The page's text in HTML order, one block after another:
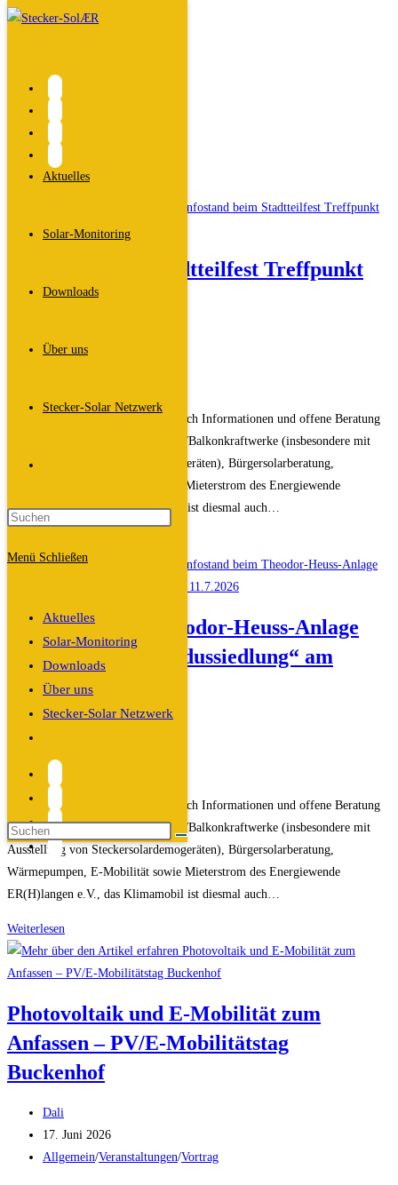
Zum
Aktuelles
Solar-Monitoring
Downloads
Über uns
Stecker-Solar Netzwerk
Suche
Menü Schließen
Aktuelles
Solar-Monitoring
Downloads
Über uns
Stecker-Solar Netzwerk
Suche
umschalten
Beratung
Start
Aktuelles
Beratung
Infostand beim Stadtteilfest Treffpunkt
Röthelheimpark
Beitrags-
Dali
Kategorie:
an unserem Info-Stand erwarten Euch Informationen und offene Beratung
zu den Arbeitsgruppen Steckersolar/Balkonkraftwerke (insbesondere mit
Ausstellung von Steckersolardemogeräten), Bürgersolarberatung,
Wärmepumpen, E-Mobilität sowie Mieterstrom des Energiewende
ER(H)langen e.V., das Klimamobil ist diesmal auch…
beim
Infostand beim Theodor-Heuss-Anlage
Stadtteilfest „Sebaldussiedlung“ am
11.7.2026
veröffentlicht:
Beitrags-
Kategorie:
an unserem Info-Stand erwarten Euch Informationen und offene Beratung
zu den Arbeitsgruppen Steckersolar/Balkonkraftwerke (insbesondere mit
Ausstellung von Steckersolardemogeräten), Bürgersolarberatung,
Wärmepumpen, E-Mobilität sowie Mieterstrom des Energiewende
ER(H)langen e.V., das Klimamobil ist diesmal auch…
Weiterlesen
beim
Theodor-
Anlage
Stadtteilfest
„Sebaldussiedlung“
am
Photovoltaik und E-Mobilität zum
Anfassen – PV/E-Mobilitätstag
Buckenhof
Beitrags-
Autor:
Dali
Beitrag
veröffentlicht:
17. Juni 2026
Beitrags-
Allgemein/Veranstaltungen/Vortrag